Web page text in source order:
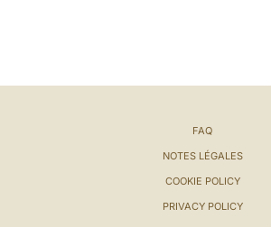
FAQ
NOTES LÉGALES
COOKIE POLICY
PRIVACY POLICY